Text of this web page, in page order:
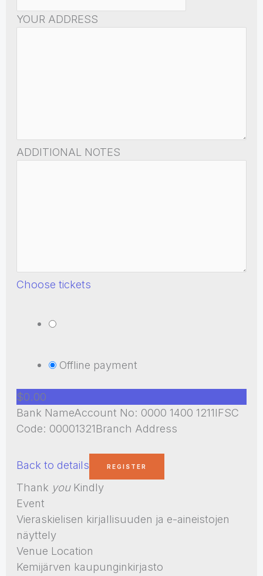
YOUR ADDRESS
ADDITIONAL NOTES
Choose tickets
Offline payment
$0.00
Bank NameAccount No: 0000 1400 1211IFSC
Code: 00001321Branch Address
Back to details
Thank youKindly
Event
Vieraskielisen kirjallisuuden ja e-aineistojen
näyttely
Venue Location
Kemijärven kaupunginkirjasto